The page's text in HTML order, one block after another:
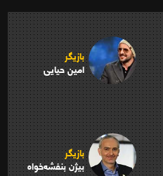
بازیگر
امین حیایی
بازیگر
بیژن بنفشه‌خواه